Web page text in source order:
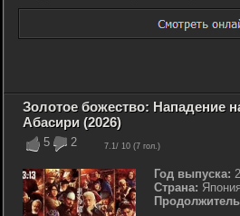
5 2 7.1/ 10 (7 гол.)
Золотое божество: Нападение
Абасири (2026)
Год выпуска:
Страна: Япония